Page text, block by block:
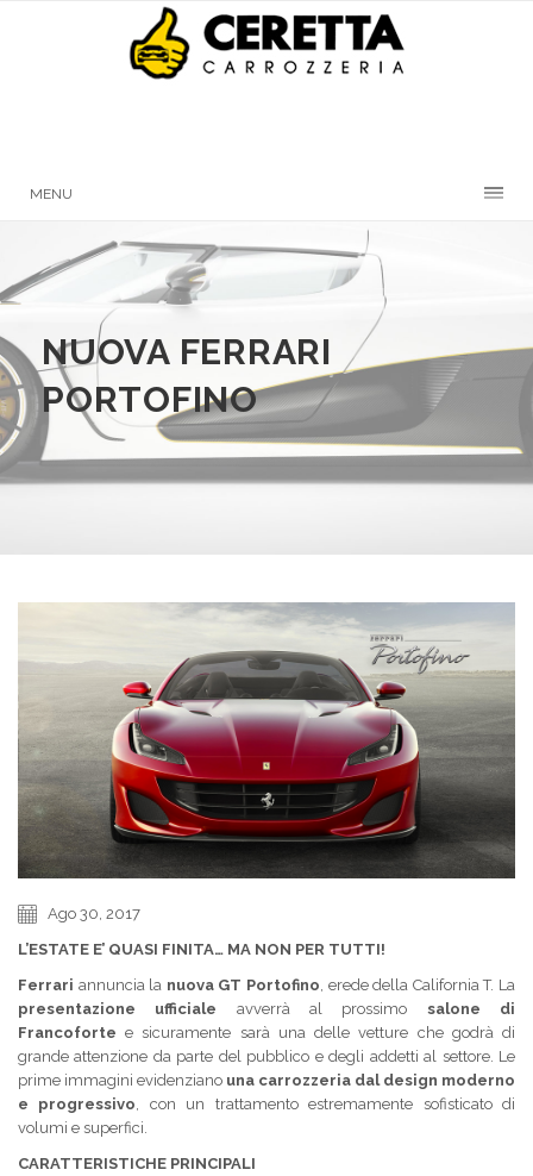
MENU
NUOVA FERRARI
PORTOFINO
Ago 30, 2017
L’ESTATE E’ QUASI FINITA… MA NON PER TUTTI!
Ferrari annuncia la nuova GT Portofino, erede della California T. La
presentazione ufficiale avverrà al prossimo salone di
Francoforte e sicuramente sarà una delle vetture che godrà di
grande attenzione da parte del pubblico e degli addetti al settore. Le
prime immagini evidenziano una carrozzeria dal design moderno
e progressivo, con un trattamento estremamente sofisticato di
volumi e superfici.
CARATTERISTICHE PRINCIPALI